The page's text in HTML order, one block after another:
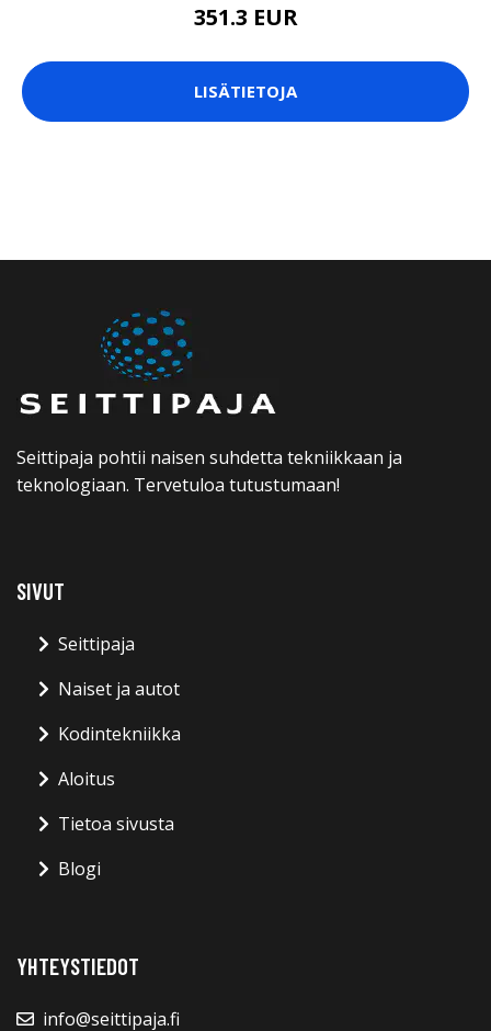
351.3 EUR
LISÄTIETOJA
Seittipaja pohtii naisen suhdetta tekniikkaan ja
teknologiaan. Tervetuloa tutustumaan!
SIVUT
Seittipaja
Naiset ja autot
Kodintekniikka
Aloitus
Tietoa sivusta
Blogi
YHTEYSTIEDOT
info@seittipaja.fi